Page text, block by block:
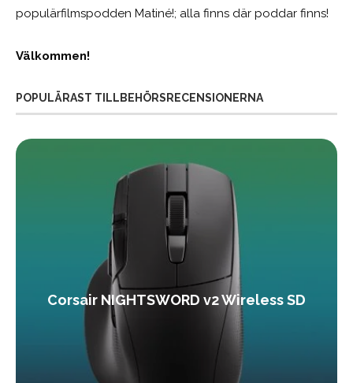
populärfilmspodden Matiné!; alla finns där poddar finns!
Välkommen!
POPULÄRAST TILLBEHÖRSRECENSIONERNA
Corsair NIGHTSWORD v2 Wireless SD